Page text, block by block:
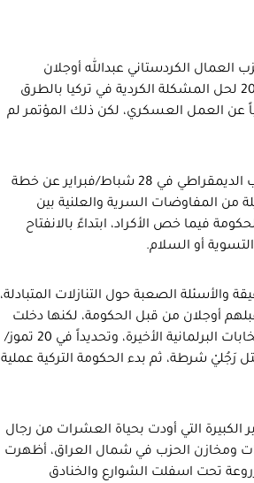
العمال الكردستاني عبدالله أوجلان
المعتقل منذ 1999 نداءه في “عيد النوروز” في 23 آذار/مارس 2015 لحل المشكلة الكردية في تركيا بالطرق
عن العمل العسكري، لكن ذلك المؤتمر لم
جاء ذلك النداء بعد إعلان مشترك بين الحكومة وحزب الشعوب الديمقراطي في 28 شباط/فبراير عن خطة
من المفاوضات السرية والعلنية بين
فيما خص الأكراد، ابتداءً بالانفتاح
أو السلام.
الصعبة حول التنازلات المتبادلة،
أوجلان من قبل الحكومة، لكنها دخلت
في سبات عميق منذ ذلك الحين، حتى استيقظت تركيا بعد الانتخابات البرلمانية الأخيرة، وتحديداً في 20 تموز/
رَجُليْ شرطة، ثم بدء الحكومة التركية عملية
الكبيرة التي أودت بحياة العشرات من رجال
ومخازن الحزب في شمال العراق، أظهرت
تحت اسفلت الشوارع والخنادق